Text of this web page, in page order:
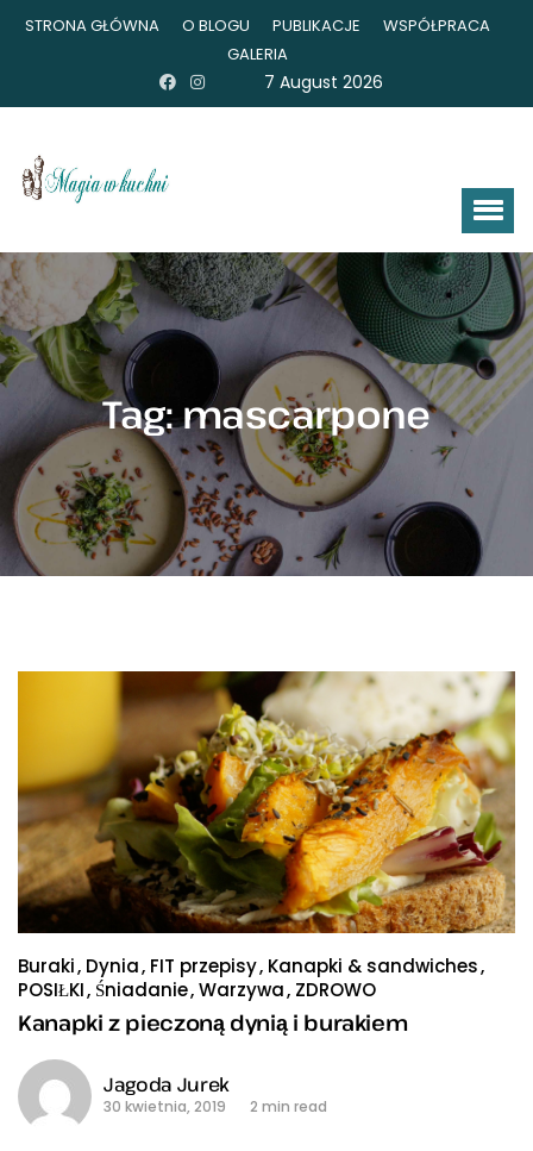
STRONA GŁÓWNA O BLOGU PUBLIKACJE
WSPÓŁPRACA
GALERIA
7 August 2026
Tag:mascarpone
Buraki Dynia FIT przepisy Kanapki & sandwiches
POSIŁKI Śniadanie Warzywa ZDROWO
Kanapki z pieczoną dynią i burakiem
Jagoda Jurek
30 kwietnia, 2019 2 min read